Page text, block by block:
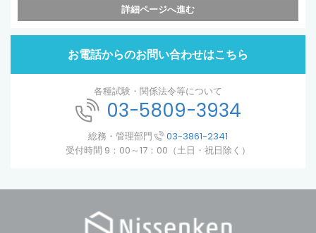
詳細ページへ進む
お電話からのお問い合わせはこちら
各種試験・関係法令等について
03-5809-3934
総務・管理部門
03-3861-2341
受付時間 9：00～17：00（土日・祝日除く）